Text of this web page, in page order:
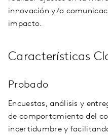
innovación y/o
impacto.
Características
Probado
Encuestas, análisis y
de comportamiento del
incertidumbre y